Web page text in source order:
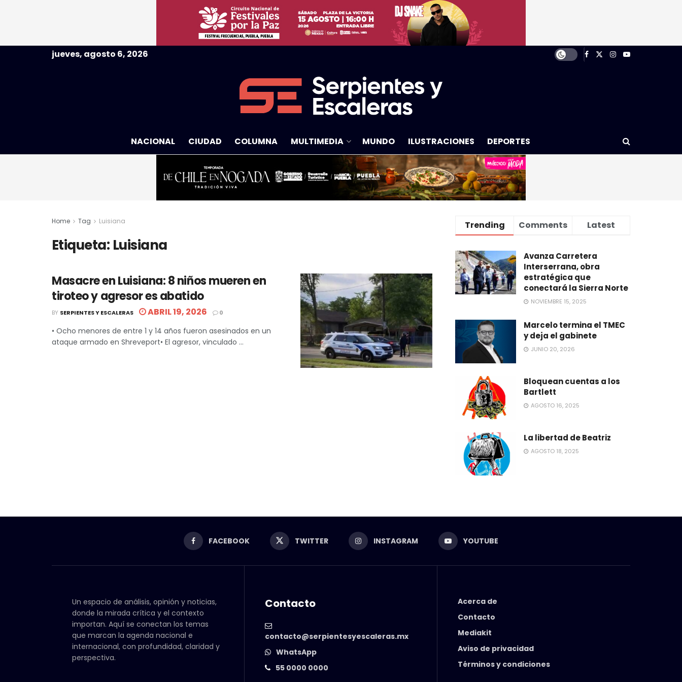
jueves, agosto 6, 2026
NACIONAL CIUDAD COLUMNA MULTIMEDIA MUNDO ILUSTRACIONES DEPORTES
Home Tag Luisiana
Etiqueta: Luisiana
Masacre en Luisiana: 8 niños mueren en
tiroteo y agresor es abatido
BY SERPIENTES Y ESCALERAS ABRIL 19, 2026 0
• Ocho menores de entre 1 y 14 años fueron asesinados en un
ataque armado en Shreveport• El agresor, vinculado ...
Trending Comments Latest
Avanza Carretera
Interserrana, obra
estratégica que
conectará la Sierra Norte
NOVIEMBRE 15, 2025
Marcelo termina el TMEC
y deja el gabinete
JUNIO 20, 2026
Bloquean cuentas a los
Bartlett
AGOSTO 16, 2025
La libertad de Beatriz
AGOSTO 18, 2025
FACEBOOK TWITTER INSTAGRAM YOUTUBE
Un espacio de análisis, opinión y noticias,
donde la mirada crítica y el contexto
importan. Aquí se conectan los temas
que marcan la agenda nacional e
internacional, con profundidad, claridad y
perspectiva.
Contacto
contacto@serpientesyescaleras.mx
WhatsApp
55 0000 0000
Acerca de
Contacto
Mediakit
Aviso de privacidad
Términos y condiciones